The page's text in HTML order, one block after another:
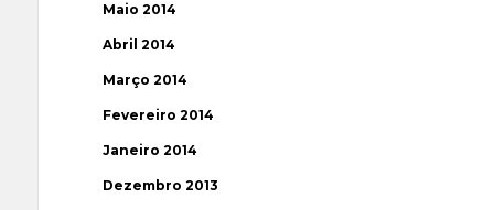
Maio 2014
Abril 2014
Março 2014
Fevereiro 2014
Janeiro 2014
Dezembro 2013